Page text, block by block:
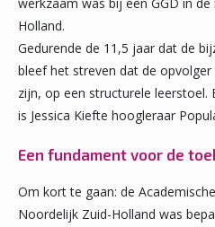
Holland.
Gedurende de 11,5 jaar dat de
bleef het streven dat de
zijn, op een structurele leerstoel.
is Jessica Kiefte hoogleraar
Een fundament voor de
Om kort te gaan: de
Noordelijk Zuid-Holland was